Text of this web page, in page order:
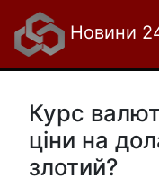
Новини
Курс
ціни на
злотий?